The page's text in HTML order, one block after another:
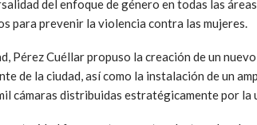
del enfoque de género en todas las
para prevenir la violencia contra las mujeres.
Pérez Cuéllar propuso la creación de un
de la ciudad, así como la instalación de un
cámaras distribuidas estratégicamente por la